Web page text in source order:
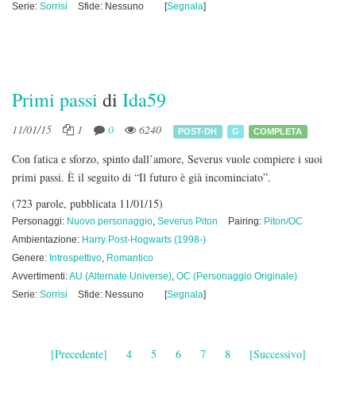
Serie: Sorrisi Sfide: Nessuno [Segnala]
Primi passi di Ida59
11/01/15 1 0 6240 POST-DH G COMPLETA
Con fatica e sforzo, spinto dall’amore, Severus vuole compiere i suoi
primi passi. È il seguito di “Il futuro è già incominciato”.
(723 parole, pubblicata 11/01/15)
Personaggi: Nuovo personaggio, Severus Piton Pairing: Piton/OC
Ambientazione: Harry Post-Hogwarts (1998-)
Genere: Introspettivo, Romantico
Avvertimenti:AU (Alternate Universe), OC (Personaggio Originale)
Serie: Sorrisi Sfide: Nessuno [Segnala]
[Precedente] 4 5 6 7 8 [Successivo]